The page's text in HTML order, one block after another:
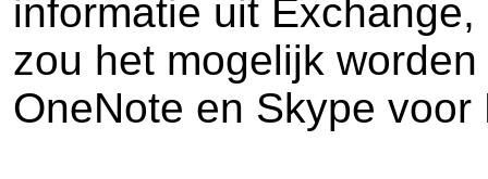
informatie uit
zou het mogelijk
OneNote en Skype